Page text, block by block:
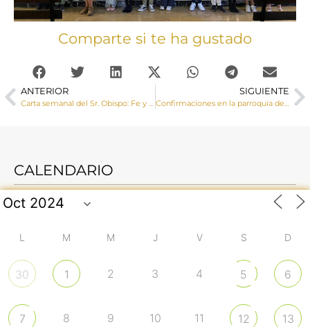
Comparte si te ha gustado
ANTERIOR
Carta semanal del Sr. Obispo: Fe y vida de fe
SIGUIENTE
Confirmaciones en la parroquia de Arcas
CALENDARIO
L M M J V S D
30 1 2 3 4 5 6
7 8 9 10 11 12 13